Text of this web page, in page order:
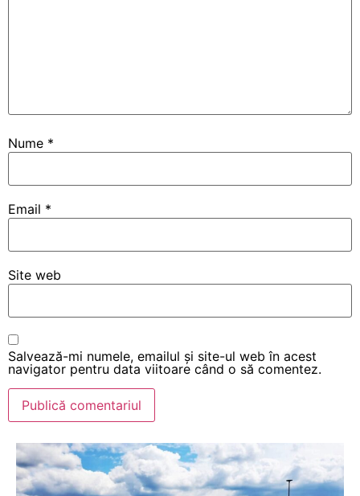
Nume *
Email *
Site web
Salvează-mi numele, emailul și site-ul web în acest
navigator pentru data viitoare când o să comentez.